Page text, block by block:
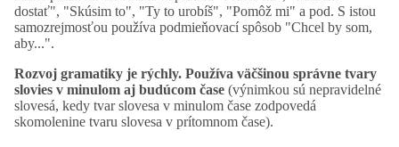
dostať", "Skúsim to", "Ty to urobíš", "Pomôž mi" a pod. S istou
samozrejmosťou používa podmieňovací spôsob "Chcel by som,
aby...".
Rozvoj gramatiky je rýchly. Používa väčšinou správne tvary
slovies v minulom aj budúcom čase (výnimkou sú nepravidelné
slovesá, kedy tvar slovesa v minulom čase zodpovedá
skomolenine tvaru slovesa v prítomnom čase).